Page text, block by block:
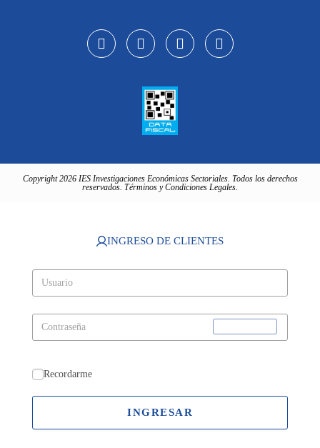
Copyright 2026 IES Investigaciones Económicas Sectoriales. Todos los derechos
reservados. Términos y Condiciones Legales.
INGRESO DE CLIENTES
Recordarme
INGRESAR